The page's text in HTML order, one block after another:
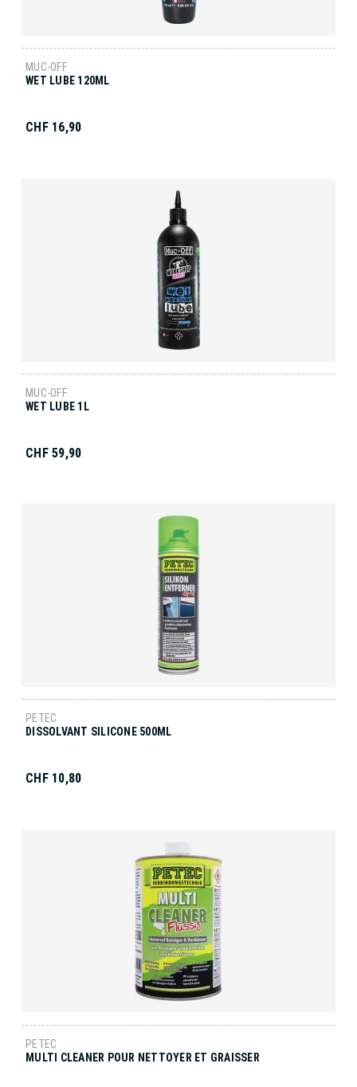
MUC-OFF
WET LUBE 120ML
CHF 16,90
MUC-OFF
WET LUBE 1L
CHF 59,90
PETEC
DISSOLVANT SILICONE 500ML
CHF 10,80
PETEC
MULTI CLEANER POUR NETTOYER ET GRAISSER